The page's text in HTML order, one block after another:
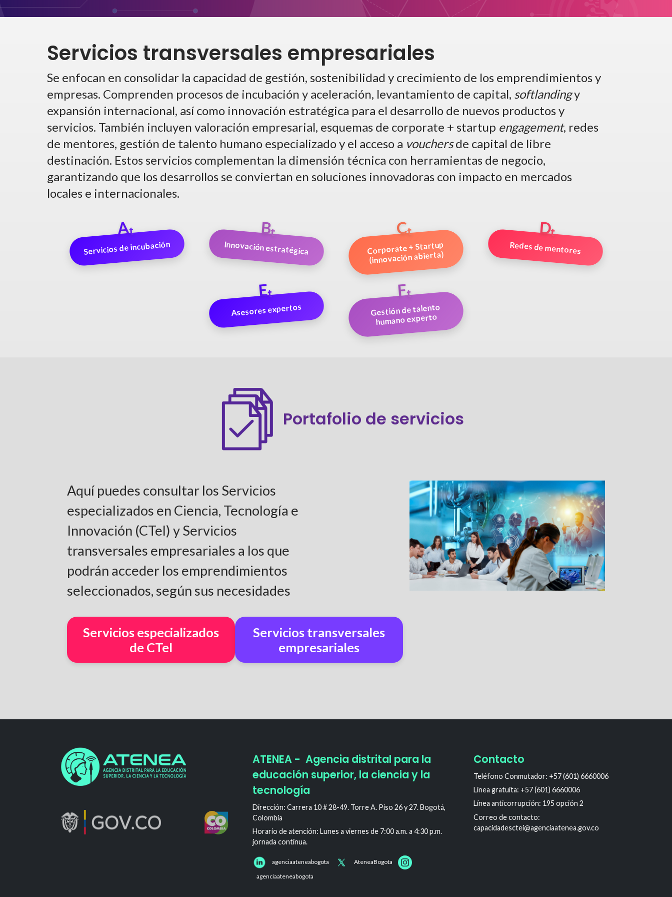
Servicios transversales empresariales
Se enfocan en consolidar la capacidad de gestión, sostenibilidad y crecimiento de los emprendimientos y
empresas. Comprenden procesos de incubación y aceleración, levantamiento de capital, softlandingy
expansión internacional, así como innovación estratégica para el desarrollo de nuevos productos y
servicios. También incluyen valoración empresarial, esquemas de corporate + startup engagement, redes
de mentores, gestión de talento humano especializado y el acceso a vouchersde capital de libre
destinación. Estos servicios complementan la dimensión técnica con herramientas de negocio,
garantizando que los desarrollos se conviertan en soluciones innovadoras con impacto en mercados
locales e internacionales.
Aₜ
Servicios de incubación
Bₜ
Innovación estratégica
Cₜ
Corporate + Startup
(innovación abierta)
Dₜ
Redes de mentores
Eₜ
Asesores expertos
Fₜ
Gestión de talento
humano experto
Portafolio de servicios
Aquí puedes consultar los Servicios
especializados en Ciencia, Tecnología e
Innovación (CTel) y Servicios
transversales empresariales a los que
podrán acceder los emprendimientos
seleccionados, según sus necesidades
Servicios especializados
de CTeI
Servicios transversales
empresariales
ATENEA - Agencia distrital para la
educación superior, la ciencia y la
tecnología
Dirección: Carrera 10 # 28-49. Torre A. Piso 26 y 27. Bogotá,
Colombia
Horario de atención: Lunes a viernes de 7:00 a.m. a 4:30 p.m.
jornada continua.
agenciaateneabogota
AteneaBogota
agenciaateneabogota
Contacto
Teléfono Conmutador: +57 (601) 6660006
Línea gratuita: +57 (601) 6660006
Línea anticorrupción: 195 opción 2
Correo de contacto:
capacidadesctei@agenciaatenea.gov.co